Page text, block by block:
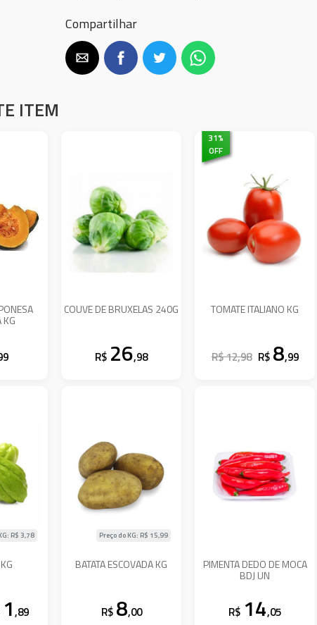
Compartilhar
ITEM
KG
COUVE DE BRUXELAS 240G
R$ 26,98
31%
OFF
TOMATE ITALIANO KG
R$ 12,98 R$ 8,99
R$3,78
1,89
BATATA ESCOVADA KG
Preço do KG: R$ 15,99
R$ 8,00
PIMENTA DEDO DE MOCA
BDJ UN
R$ 14,05